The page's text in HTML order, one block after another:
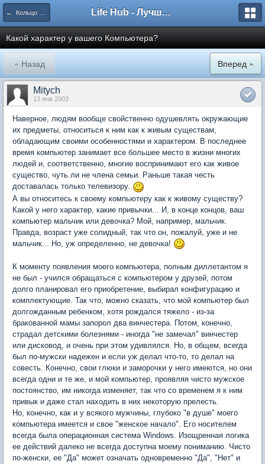
← Кольцо Времени Life Hub - Лучшие компьютерные игры мира
Какой характер у вашего Компьютера?
« Назад Вперед »
Mitych
13 янв 2003
Наверное, людям вообще свойственно одушевлять окружающие
их предметы, относиться к ним как к живым существам,
обладающим своими особенностями и характером. В последнее
время компьютер занимает все большее место в жизни многих
людей и, соответственно, многие воспринимают его как живое
существо, чуть ли не члена семьи. Раньше такая честь
доставалась только телевизору.
А вы относитесь к своему компьютеру как к живому существу?
Какой у него характер, какие привычки... И, в конце концов, ваш
компьютер мальчик или девочка? Мой, например, мальчик.
Правда, возраст уже солидный, так что он, пожалуй, уже и не
мальчик... Но, уж определенно, не девочка!
К моменту появления моего компьютера, полным диллетантом я
не был - учился обращаться с компьютером у друзей, потом
долго планировал его приобретение, выбирал конфигурацию и
комплектующие. Так что, можно сказать, что мой компьютер был
долгожданным ребенком, хотя рождался тяжело - из-за
бракованной мамы запорол два винчестера. Потом, конечно,
страдал детскими болезнями - иногда "не замечал" винчестер
или дисковод, и очень при этом удивлялся. Но, в общем, всегда
был по-мужски надежен и если уж делал что-то, то делал на
совесть. Конечно, свои глюки и заморочки у него имеются, но они
всегда одни и те же, и мой компьютер, проявляя чисто мужское
постоянство, им никогда изменяет, так что со временем я к ним
привык и даже стал находить в них некоторую прелесть.
Но, конечно, как и у всякого мужчины, глубоко "в душе" моего
компьютера имеется и свое "женское начало". Его носителем
всегда была операционная система Windows. Изощренная логика
ее действий далеко не всегда доступна моему пониманию. Чисто
по-женски, ее "Да" может означать одновременно "Да", "Нет" и